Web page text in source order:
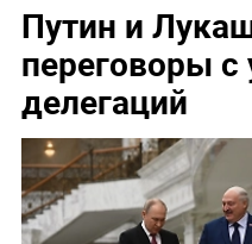
Путин и
переговоры с
делегаций